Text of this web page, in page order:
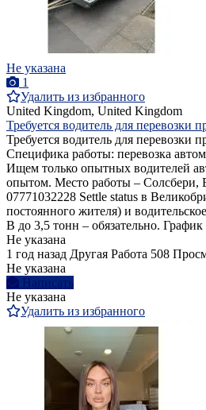
Не указана
1
Удалить из избранного
United Kingdom, United Kingdom
Требуется водитель для перевозки
Требуется водитель для перевозки
Cпецифика работы: перевозка
Ищем только опытных водителей
опытом. Место работы – Солсбери,
07771032228 Settle status в
постоянного жителя) и
B до 3,5 тонн – обязательно. График
Не указана
1 год назад Другая Работа 508
Не указана
Написать
Не указана
Удалить из избранного